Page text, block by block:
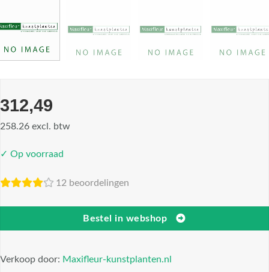
312,49
258.26 excl. btw
✓ Op voorraad
12 beoordelingen
Bestel in webshop
Verkoop door: Maxifleur-kunstplanten.nl